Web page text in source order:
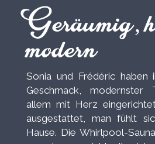
Geräumig,
modern
Sonia und Frédéric haben
Geschmack, modernster
allem mit Herz
ausgestattet, man fühlt
Hause. Die Whirlpool-